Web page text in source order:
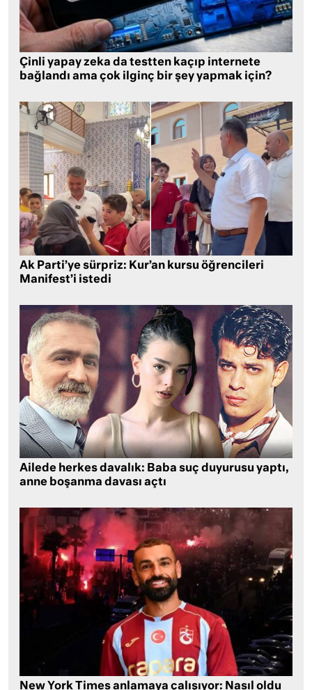
Çinli yapay zeka da testten kaçıp internete
bağlandı ama çok ilginç bir şey yapmak için?
Ak Parti’ye sürpriz: Kur’an kursu öğrencileri
Manifest’i istedi
Ailede herkes davalık: Baba suç duyurusu yaptı,
anne boşanma davası açtı
New York Times anlamaya çalışıyor: Nasıl oldu